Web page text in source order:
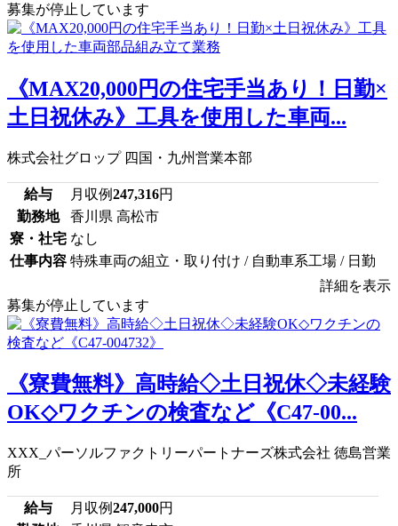
募集が停止しています
《MAX20,000円の住宅手当あり！日勤×
土日祝休み》工具を使用した車両...
株式会社グロップ 四国・九州営業本部
給与 月収例247,316円
勤務地
香川県 高松市
寮・社宅 なし
仕事内容 特殊車両の組立・取り付け / 自動車系工場 / 日勤
詳細を表示
募集が停止しています
《寮費無料》高時給◇土日祝休◇未経験
OK◇ワクチンの検査など《C47-00...
XXX_パーソルファクトリーパートナーズ株式会社 徳島営業
所
給与 月収例247,000円